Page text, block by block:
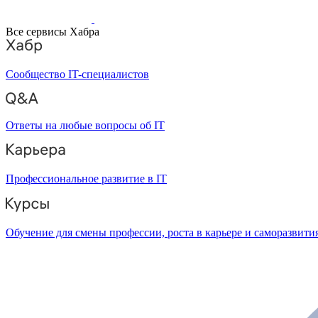
Все сервисы Хабра
Сообщество IT-специалистов
Ответы на любые вопросы об IT
Профессиональное развитие в IT
Обучение для смены профессии, роста в карьере и